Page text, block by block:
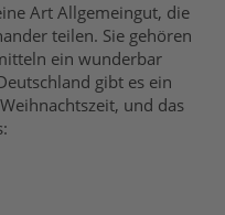
Art Allgemeingut, die
teilen. Sie gehören
ein wunderbar
gibt es ein
und das